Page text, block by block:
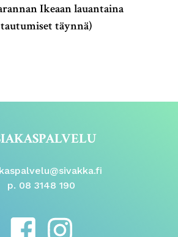
Ikeaan lauantaina
täynnä)
p. 08 3148 190